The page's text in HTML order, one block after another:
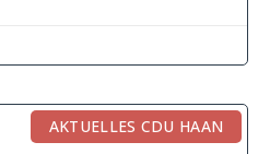
AKTUELLES CDU HAAN